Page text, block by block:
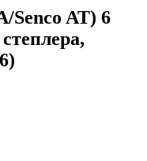
Senco AT) 6